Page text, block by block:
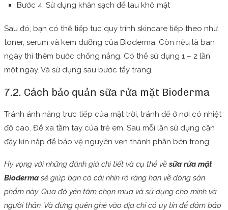
Bước 4: Sử dụng khăn sạch để lau khô mặt
Sau đó, bạn có thể tiếp tục quy trình skincare tiếp theo như
toner, serum và kem dưỡng của Bioderma. Còn nếu là ban
ngày thì thêm bước chống nắng. Có thể sử dụng 1 – 2 lần
một ngày. Và sử dụng sau bước tẩy trang.
7.2. Cách bảo quản sữa rửa mặt Bioderma
Tránh ánh nắng trực tiếp của mặt trời, tránh để ở nơi có nhiệt
độ cao. Để xa tầm tay của trẻ em. Sau mỗi lần sử dụng cần
đậy kín nắp để bảo vệ nguyên vẹn thành phần bên trong.
Hy vọng với những đánh giá chi tiết và cụ thể vềsữa rửa mặt
Bioderma sẽ giúp bạn có cái nhìn rõ ràng hơn về dòng sản
phẩm này. Qua đó yên tâm chọn mua và sử dụng cho mình và
người thân. Và đừng quên ghé vào địa chỉ có uy tín để đảm bảo